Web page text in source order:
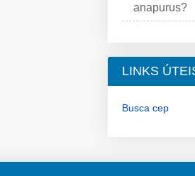
anapurus?
LINKS
Busca cep